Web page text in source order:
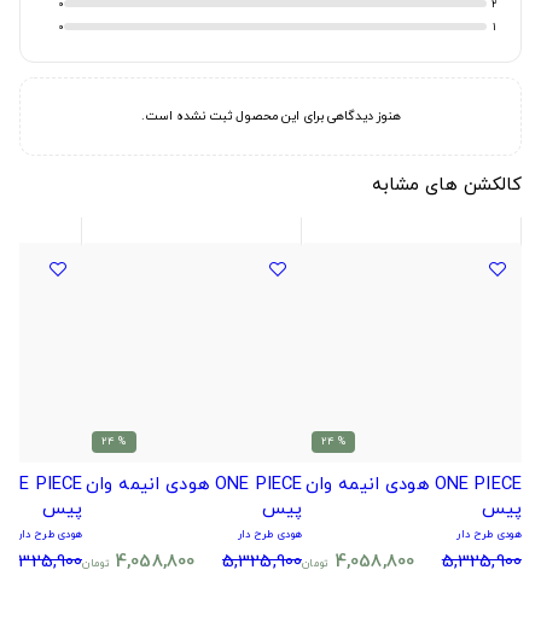
1
0
هنوز دیدگاهی برای این محصول ثبت نشده است.
کالکشن های مشابه
% 24
ONE PIECE هودی انیمه وان
پیس
هودی طرح دار
5,325,900
4,058,800 تومان
% 24
ONE PIECE هودی انیمه وان
پیس
هودی طرح دار
5,325,900
4,058,800 تومان
پیس
هودی طرح دار
5,325,900